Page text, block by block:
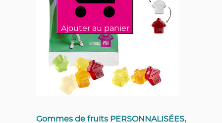
Ajouter au panier
Gommes de fruits PERSONNALISÉES,